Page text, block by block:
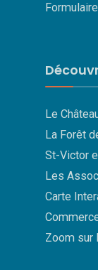
Le
La Forêt
St-Victor
Les
Carte
Zoom sur